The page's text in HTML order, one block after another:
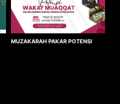
MUZAKARAH PAKAR POTENSI